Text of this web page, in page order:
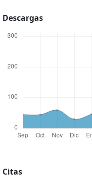
Descargas
Citas